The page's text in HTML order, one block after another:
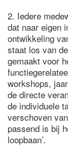
2. Iedere
dat naar eigen
ontwikkeling
staat los van
gemaakt voor
workshops,
de directe
de individuele
verschoven
passend is bij
loopbaan’.